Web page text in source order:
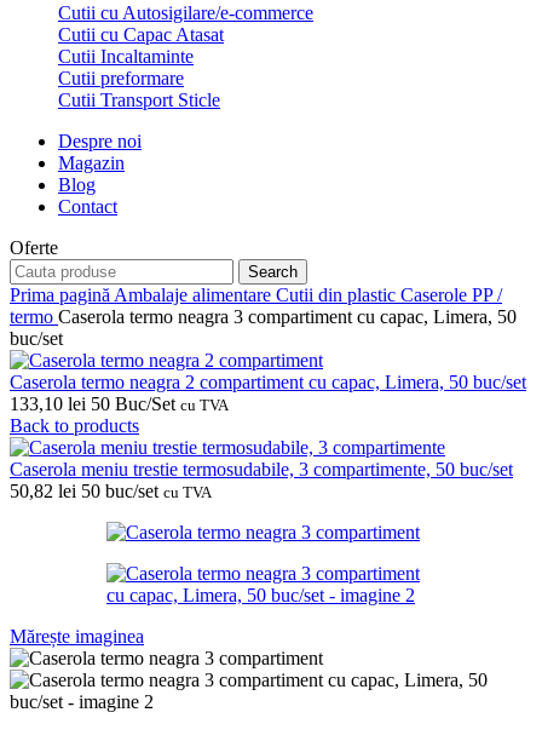
Cutii cu Autosigilare/e-commerce
Cutii cu Capac Atasat
Cutii Incaltaminte
Cutii preformare
Cutii Transport Sticle
Despre noi
Magazin
Blog
Contact
Oferte
Search
Prima pagină Ambalaje alimentare Cutii din plastic Caserole PP /
termo Caserola termo neagra 3 compartiment cu capac, Limera, 50
buc/set
Caserola termo neagra 2 compartiment cu capac, Limera, 50 buc/set
133,10 lei 50 Buc/Set cu TVA
Back to products
Caserola meniu trestie termosudabile, 3 compartimente, 50 buc/set
50,82 lei 50 buc/set cu TVA
Mărește imaginea